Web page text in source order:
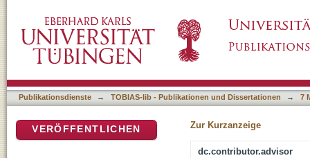
counterparts
Publikationsdienste → TOBIAS-lib - Publikationen und Dissertationen → 7
Zur Kurzanzeige
dc.contributor.advisor
VERÖFFENTLICHEN